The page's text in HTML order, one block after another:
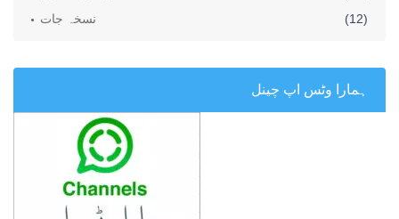
نسخہ جات
(12)
ہمارا وٹس اپ چینل